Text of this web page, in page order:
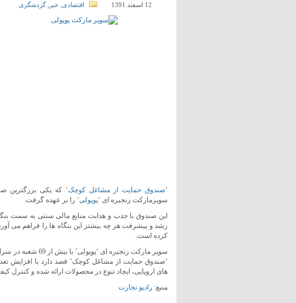
12 اسفند 1391 اقتصادی خبر ,گردشگری
‘صندوق حمایت از مشاغل کوچک‘ که یکی بزرگترین
سوپرمارکت زنجیره ای ‘پوپولی‘ را بر عهده گرفت.
این صندوق با جذب و هدایت منابع مالی سنتی به سمت
کرده است.
سوپر مارکت
‘صندوق حمایت از مشاغل کوچک’ قصد دارد با افزایش
های اروپایی، ایجاد تنوع در محصولات ارائه شده و کنترل
منبع: رادیو تجارت